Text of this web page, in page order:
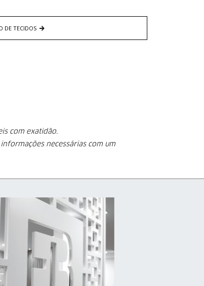
DE TECIDOS
com exatidão.
informações necessárias com um